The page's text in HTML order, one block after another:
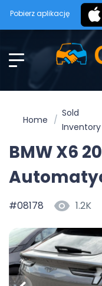
Pobierz aplikację
Home
Sold
Inventory
BMW X6
#08178 1.2K